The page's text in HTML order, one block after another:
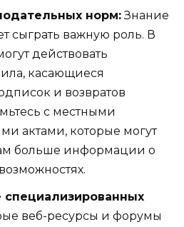
норм:Знание
сыграть важную роль. В
действовать
касающиеся
и возвратов
с местными
актами, которые могут
больше информации о
специализированных
веб-ресурсы и форумы